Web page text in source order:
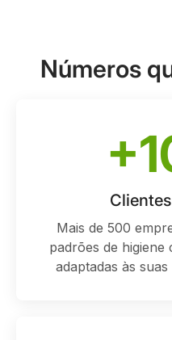
Números
Mais de 500
padrões de higiene
adaptadas às